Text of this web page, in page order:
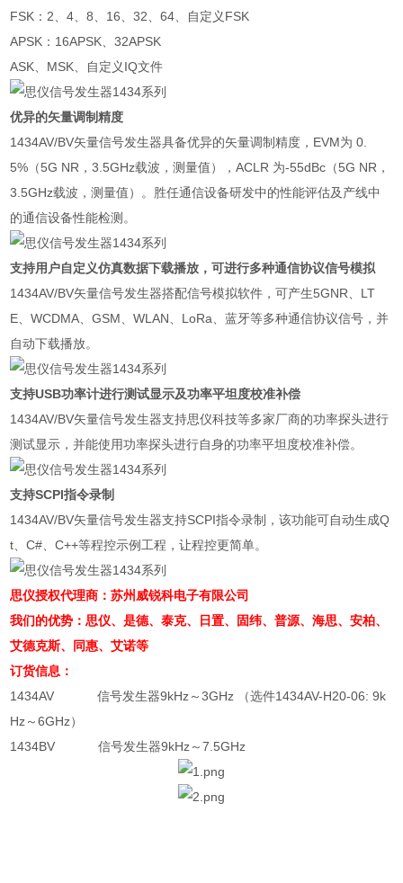
FSK：2、4、8、16、32、64、自定义FSK
APSK：16APSK、32APSK
ASK、MSK、自定义IQ文件
优异的矢量调制精度
1434AV/BV矢量信号发生器具备优异的矢量调制精度，EVM为 0.
5%（5G NR，3.5GHz载波，测量值），ACLR 为-55dBc（5G NR，
3.5GHz载波，测量值）。胜任通信设备研发中的性能评估及产线中
的通信设备性能检测。
支持用户自定义仿真数据下载播放，可进行多种通信协议信号模拟
1434AV/BV矢量信号发生器搭配信号模拟软件，可产生5GNR、LT
E、WCDMA、GSM、WLAN、LoRa、蓝牙等多种通信协议信号，并
自动下载播放。
支持USB功率计进行测试显示及功率平坦度校准补偿
1434AV/BV矢量信号发生器支持思仪科技等多家厂商的功率探头进行
测试显示，并能使用功率探头进行自身的功率平坦度校准补偿。
支持SCPI指令录制
1434AV/BV矢量信号发生器支持SCPI指令录制，该功能可自动生成Q
t、C#、C++等程控示例工程，让程控更简单。
思仪授权代理商：苏州威锐科电子有限公司
我们的优势：思仪、是德、泰克、日置、固纬、普源、海思、安柏、
艾德克斯、同惠、艾诺等
订货信息：
1434AV 信号发生器9kHz～3GHz （选件1434AV-H20-06: 9k
Hz～6GHz）
1434BV 信号发生器9kHz～7.5GHz